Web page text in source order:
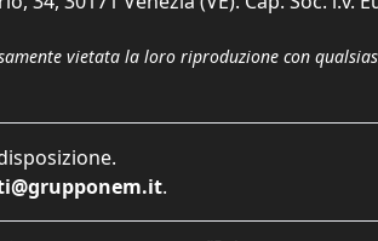
vietata la loro riproduzione con
.